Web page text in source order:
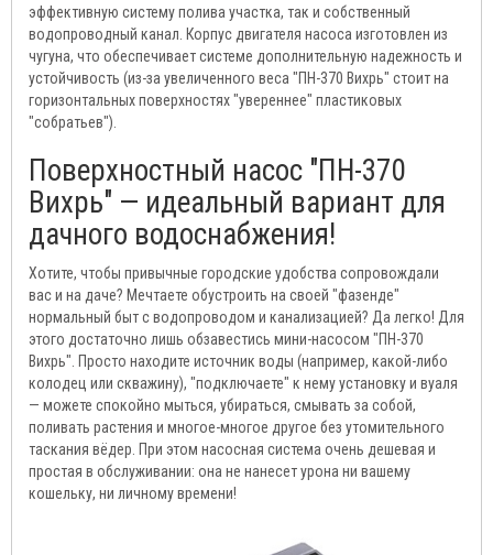
эффективную систему полива участка, так и собственный
водопроводный канал. Корпус двигателя насоса изготовлен из
чугуна, что обеспечивает системе дополнительную надежность и
устойчивость (из-за увеличенного веса "ПН-370 Вихрь" стоит на
горизонтальных поверхностях "увереннее" пластиковых
"собратьев").
Поверхностный насос "ПН-370
Вихрь" — идеальный вариант для
дачного водоснабжения!
Хотите, чтобы привычные городские удобства сопровождали
вас и на даче? Мечтаете обустроить на своей "фазенде"
нормальный быт с водопроводом и канализацией? Да легко! Для
этого достаточно лишь обзавестись мини-насосом "ПН-370
Вихрь". Просто находите источник воды (например, какой-либо
колодец или скважину), "подключаете" к нему установку и вуаля
— можете спокойно мыться, убираться, смывать за собой,
поливать растения и многое-многое другое без утомительного
таскания вёдер. При этом насосная система очень дешевая и
простая в обслуживании: она не нанесет урона ни вашему
кошельку, ни личному времени!